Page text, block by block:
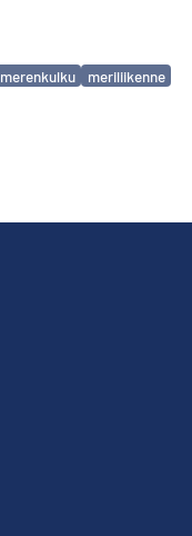
merenkulku
meriliikenne